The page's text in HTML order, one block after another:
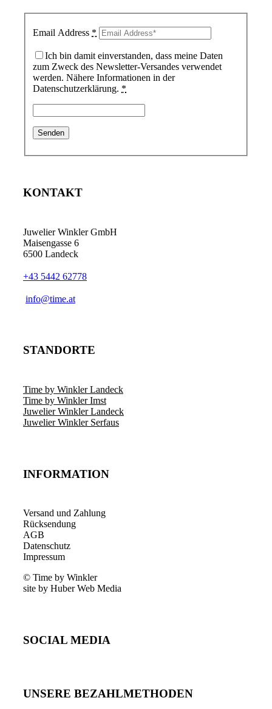
Email Address *
Ich bin damit einverstanden, dass meine Daten
zum Zweck des Newsletter-Versandes verwendet
werden. Nähere Informationen in der
Datenschutzerklärung. *
KONTAKT
Juwelier Winkler GmbH
Maisengasse 6
6500 Landeck
+43 5442 62778
info@time.at
STANDORTE
Time by Winkler Landeck
Time by Winkler Imst
Juwelier Winkler Landeck
Juwelier Winkler Serfaus
INFORMATION
Versand und Zahlung
Rücksendung
AGB
Datenschutz
Impressum
© Time by Winkler
site by Huber Web Media
SOCIAL MEDIA
UNSERE BEZAHLMETHODEN